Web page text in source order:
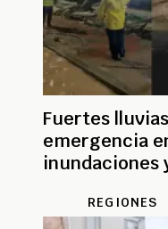
Fuertes
emergencia
inundaciones
REGIONES